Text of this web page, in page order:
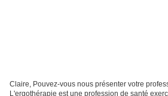
Claire, Pouvez-vous nous présenter votre
L'ergothérapie est une profession de santé